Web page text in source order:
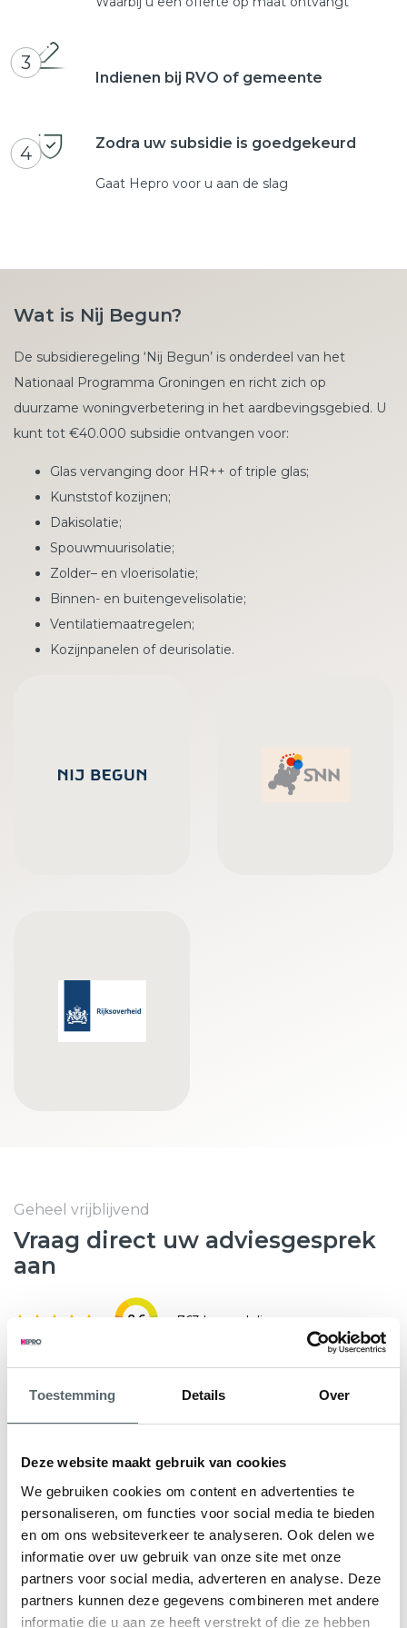
Toestemming Details Over
Deze website maakt gebruik van cookies
We gebruiken cookies om content en advertenties te
personaliseren, om functies voor social media te bieden
en om ons websiteverkeer te analyseren. Ook delen we
informatie over uw gebruik van onze site met onze
partners voor social media, adverteren en analyse. Deze
partners kunnen deze gegevens combineren met andere
informatie die u aan ze heeft verstrekt of die ze hebben
3
Indienen bij RVO of gemeente
4 Zodra uw subsidie is goedgekeurd
Gaat Hepro voor u aan de slag
Wat is Nij Begun?
De subsidieregeling ‘Nij Begun’ is onderdeel van het
Nationaal Programma Groningen en richt zich op
duurzame woningverbetering in het aardbevingsgebied. U
kunt tot €40.000 subsidie ontvangen voor:
Glas vervanging door HR++ of triple glas;
Kunststof kozijnen;
Dakisolatie;
Spouwmuurisolatie;
Zolder– en vloerisolatie;
Binnen- en buitengevelisolatie;
Ventilatiemaatregelen;
Kozijnpanelen of deurisolatie.
Geheel vrijblijvend
Vraag direct uw adviesgesprek
aan
8.6 763 beoordelingen
kunststof kozijnen, HR++ glas of andere
verduurzamingsmaatregelen? Hepro helpt u graag verder.
woning. We geven direct inzicht in de subsidieregeling Nij
Begun en eventuele aanvullende regelingen.
U ontvangt een persoonlijk advies en een heldere offerte
op maat, zodat u precies weet waar u aan toe bent.